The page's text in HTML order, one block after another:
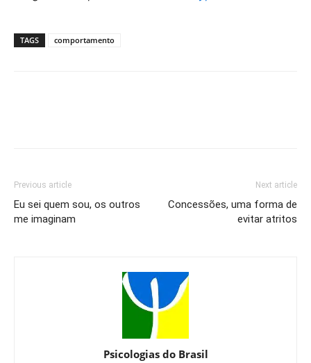
TAGS comportamento
Previous article
Eu sei quem sou, os outros
me imaginam
Next article
Concessões, uma forma de
evitar atritos
Psicologias do Brasil